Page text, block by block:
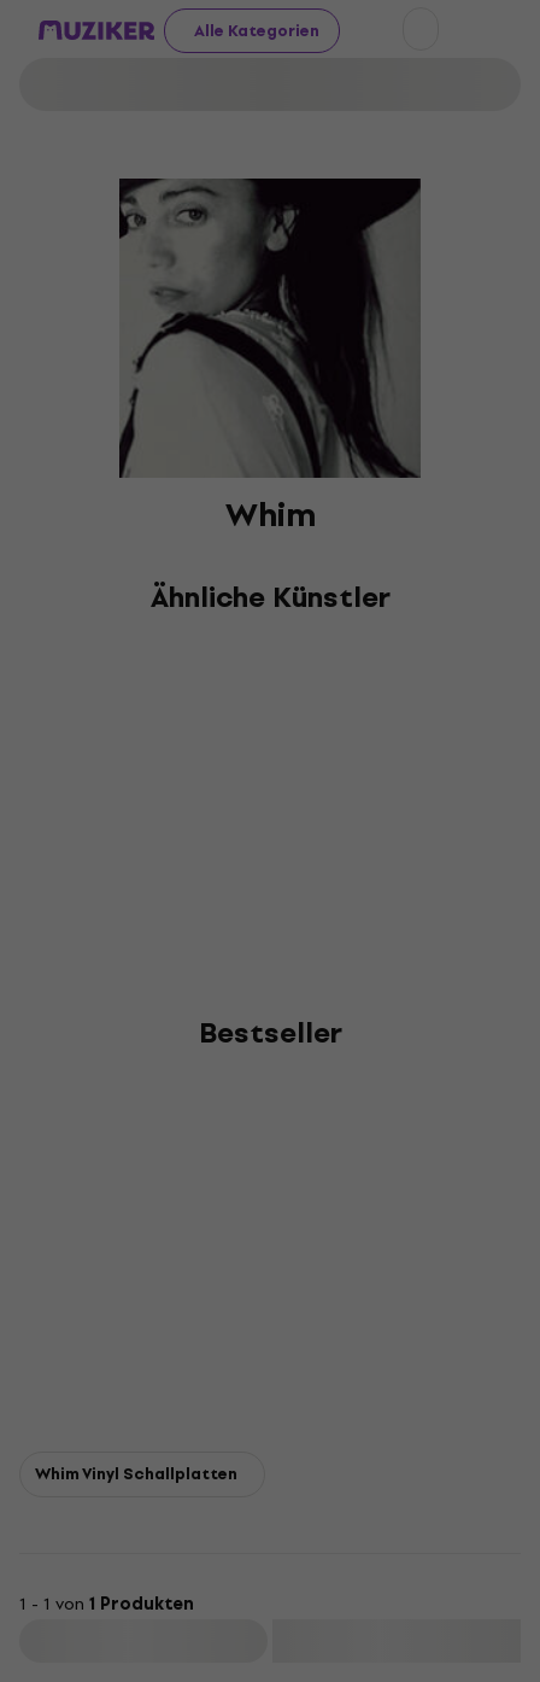
Alle Kategorien
Whim
Ähnliche Künstler
Bestseller
Whim Vinyl Schallplatten
1 - 1 von 1 Produkten